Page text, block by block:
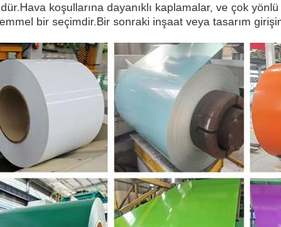
koşullarına dayanıklı kaplamalar, ve çok
bir seçimdir.Bir sonraki inşaat veya tasarım